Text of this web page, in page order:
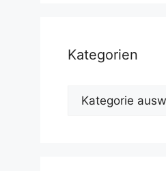
Kategorien
Kategorien